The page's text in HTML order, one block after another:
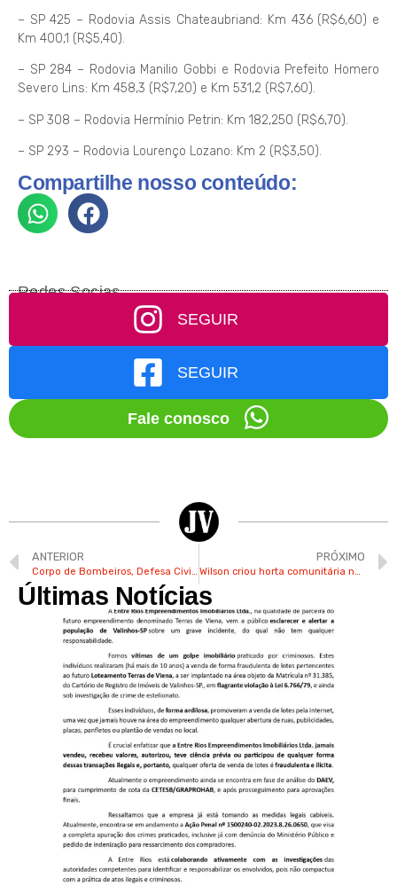
– SP 425 – Rodovia Assis Chateaubriand: Km 436 (R$6,60) e
Km 400,1 (R$5,40).
– SP 284 – Rodovia Manilio Gobbi e Rodovia Prefeito Homero
Severo Lins: Km 458,3 (R$7,20) e Km 531,2 (R$7,60).
– SP 308 – Rodovia Hermínio Petrin: Km 182,250 (R$6,70).
– SP 293 – Rodovia Lourenço Lozano: Km 2 (R$3,50).
Compartilhe nosso conteúdo:
Redes Socias
SEGUIR
SEGUIR
Fale conosco
ANTERIOR
Corpo de Bombeiros, Defesa Civil e Unilever promovem simulação no Centro de Valinhos
PRÓXIMO
Wilson criou horta comunitária no Jd. das Figueiras em Valinhos
Últimas Notícias